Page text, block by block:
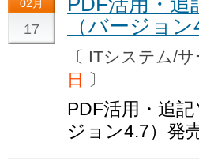
02月
17
（バージョ
〔 ITシステム/
日
〕
PDF活用・追
ジョン4.7）発